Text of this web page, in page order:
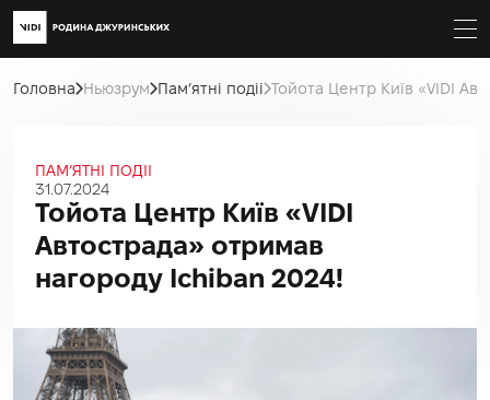
Головна Ньюзрум Пам’ятні подіі Тойота Центр Київ «VIDI
ПАМ’ЯТНІ ПОДІІ
31.07.2024
Тойота Центр Київ «VIDI
Автострада» отримав
нагороду Ichiban 2024!